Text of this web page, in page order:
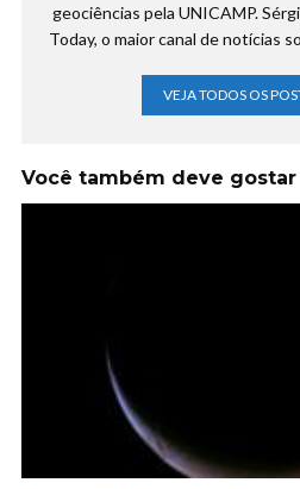
geociências pela UNICAMP.
Today, o maior canal de notícias
VEJA TODOS OS
Você também deve gostar